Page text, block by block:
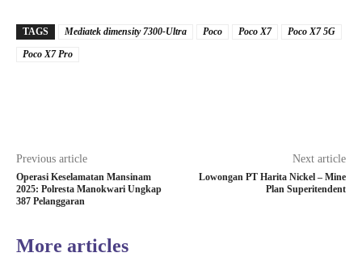
TAGS Mediatek dimensity 7300-Ultra Poco Poco X7
Poco X7 5G
Poco X7 Pro
Previous article
Operasi Keselamatan Mansinam
2025: Polresta Manokwari Ungkap
387 Pelanggaran
Next article
Lowongan PT Harita Nickel – Mine
Plan Superitendent
More articles